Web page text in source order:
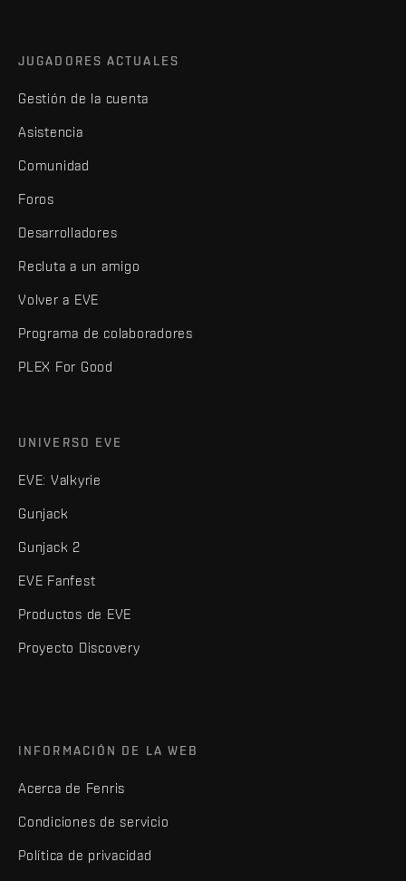
JUGADORES ACTUALES
Gestión de la cuenta
Asistencia
Comunidad
Foros
Desarrolladores
Recluta a un amigo
Volver a EVE
Programa de colaboradores
PLEX For Good
UNIVERSO EVE
EVE: Valkyrie
Gunjack
Gunjack 2
EVE Fanfest
Productos de EVE
Proyecto Discovery
INFORMACIÓN DE LA WEB
Acerca de Fenris
Condiciones de servicio
Política de privacidad